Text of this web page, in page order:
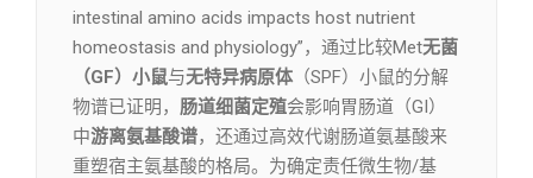
intestinal amino acids impacts host nutrient
homeostasis and physiology”，通过比较Met无菌
（GF）小鼠与无特异病原体 （SPF）小鼠的分解
物谱已证明， 肠道细菌定殖会影响胃肠道（GI）
中游离氨基酸谱，还通过高效代谢肠道氨基酸来
重塑宿主氨基酸的格局。为确定责任微生物/基